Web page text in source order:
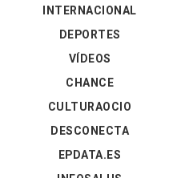
INTERNACIONAL
DEPORTES
VÍDEOS
CHANCE
CULTURAOCIO
DESCONECTA
EPDATA.ES